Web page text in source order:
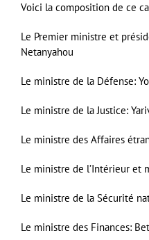
Voici la composition de ce
Le Premier ministre et
Netanyahou
Le ministre de la Défense:
Le ministre de la Justice:
Le ministre des Affaires
Le ministre de l’Intérieur et
Le ministre de la Sécurité
Le ministre des Finances: